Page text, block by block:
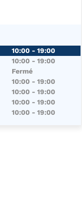
10:00 -19:00
10:00 -19:00
Fermé
10:00 -19:00
10:00 -19:00
10:00 -19:00
10:00 -19:00